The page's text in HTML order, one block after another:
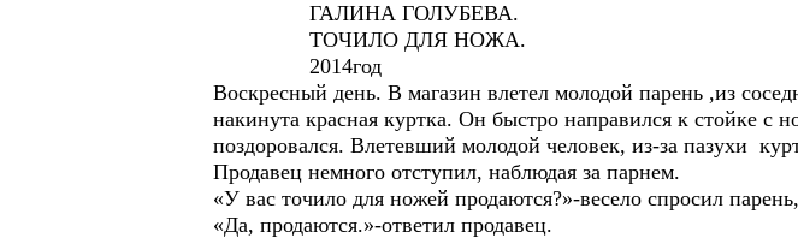
ГАЛИНА ГОЛУБЕВА.
ТОЧИЛО ДЛЯ НОЖА.
2014год
Воскресный день. В магазин влетел молодой парень ,из
накинута красная куртка. Он быстро направился к стойке с
поздоровался. Влетевший молодой человек, из-за пазухи
Продавец немного отступил, наблюдая за парнем.
«У вас точило для ножей продаются?»-весело спросил
«Да, продаются.»-ответил продавец.